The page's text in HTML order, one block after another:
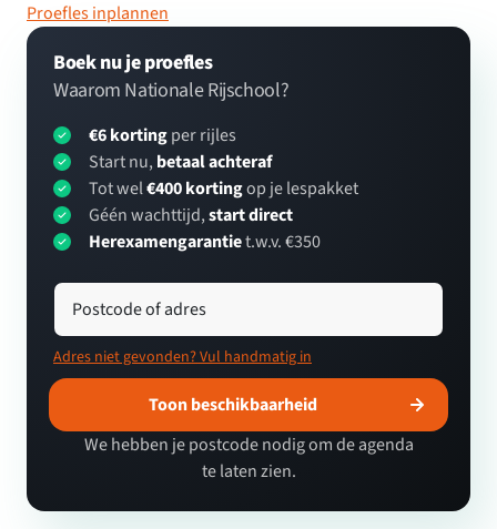
Proefles inplannen
Boek nu je proefles
Waarom Nationale Rijschool?
€6 kortingper rijles
Start nu, betaal achteraf
Tot wel€400 kortingop je lespakket
Géén wachttijd,start direct
Herexamengarantiet.w.v. €350
Postcode of adres
Adres niet gevonden? Vul handmatig in
Toon beschikbaarheid
We hebben je postcode nodig om de agenda
te laten zien.